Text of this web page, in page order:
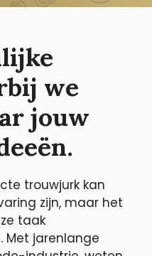
we
jouw
trouwjurk kan
zijn, maar het
taak
Met jarenlange